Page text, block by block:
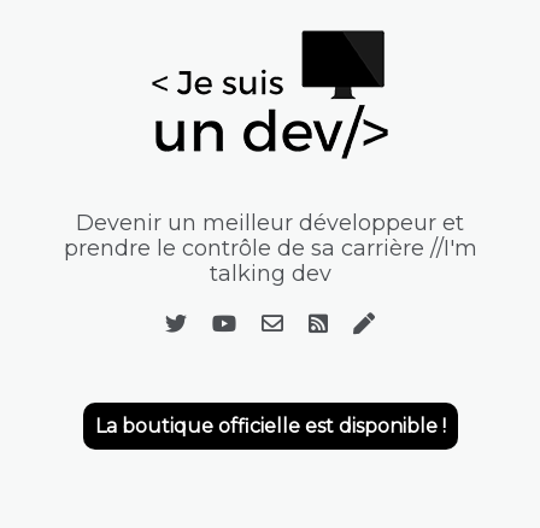
Devenir un meilleur développeur et
prendre le contrôle de sa carrière //I'm
talking dev
La boutique officielle est disponible !